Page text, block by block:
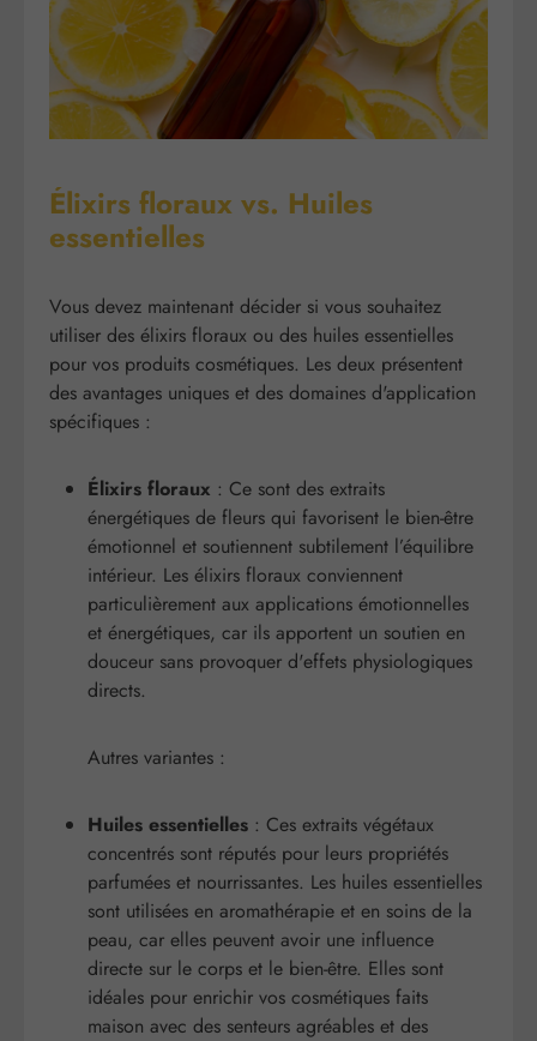
Élixirs floraux vs. Huiles
essentielles
Vous devez maintenant décider si vous souhaitez
utiliser des élixirs floraux ou des huiles essentielles
pour vos produits cosmétiques. Les deux présentent
des avantages uniques et des domaines d'application
spécifiques :
Élixirs floraux : Ce sont des extraits
énergétiques de fleurs qui favorisent le bien-être
émotionnel et soutiennent subtilement l’équilibre
intérieur. Les élixirs floraux conviennent
particulièrement aux applications émotionnelles
et énergétiques, car ils apportent un soutien en
douceur sans provoquer d'effets physiologiques
directs.
Autres variantes :
Huiles essentielles : Ces extraits végétaux
concentrés sont réputés pour leurs propriétés
parfumées et nourrissantes. Les huiles essentielles
sont utilisées en aromathérapie et en soins de la
peau, car elles peuvent avoir une influence
directe sur le corps et le bien-être. Elles sont
idéales pour enrichir vos cosmétiques faits
maison avec des senteurs agréables et des